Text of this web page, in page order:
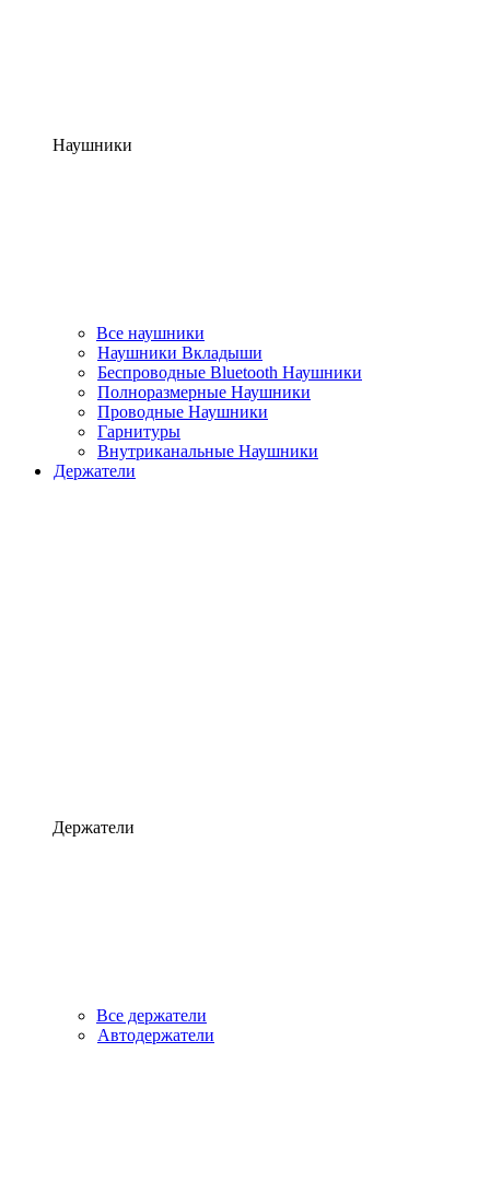
Наушники
Все наушники
Наушники Вкладыши
Беспроводные Bluetooth Наушники
Полноразмерные Наушники
Проводные Наушники
Гарнитуры
Внутриканальные Наушники
Держатели
Держатели
Все держатели
Автодержатели